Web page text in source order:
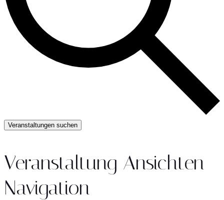
Veranstaltungen suchen
Veranstaltung Ansichten-
Navigation